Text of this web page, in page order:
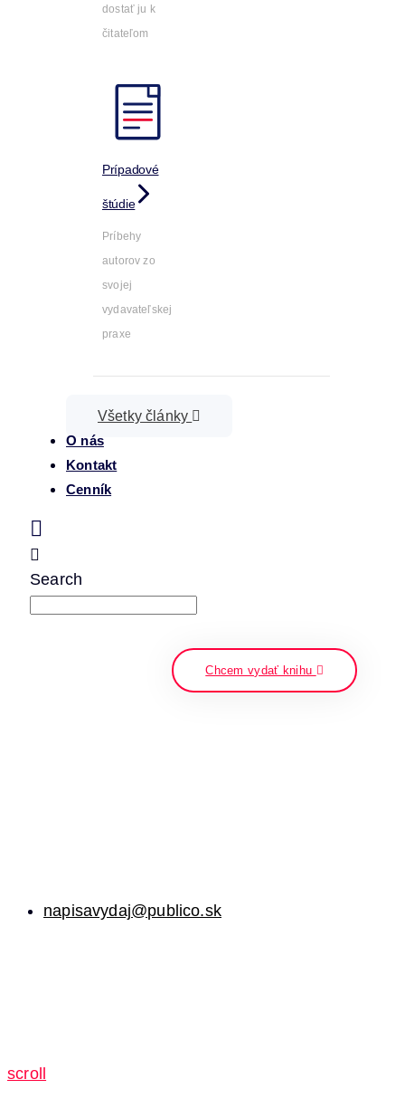
dostať ju k
čitateľom
Prípadové
štúdie
Príbehy
autorov zo
svojej
vydavateľskej
praxe
Všetky články
O nás
Kontakt
Cenník
Search
Chcem vydať knihu
napisavydaj@publico.sk
scroll